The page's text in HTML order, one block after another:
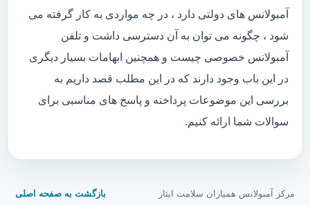
آمبولانس های دولتی دارد ، در چه مواردی به کار گرفته می
شود ، چگونه می توان به آن دسترسی داشت و تلفن
آمبولانس خصوصی چیست و همچنین ابهامات بسیار دیگری
در این باب وجود دارند که در این مطلب قصد داریم به
بررسی این موضوعات پرداخته و پاسخ های مناسبی برای
سوالات شما ارائه کنیم.
مرکز آمبولانس همیاران سلامت ایثار بازگشت به صفحه اصلی